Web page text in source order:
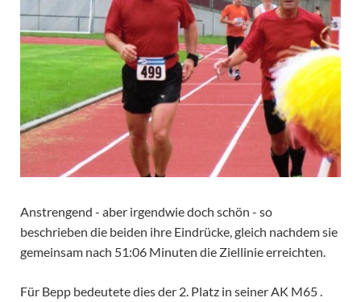
Anstrengend - aber irgendwie doch schön - so
beschrieben die beiden ihre Eindrücke, gleich nachdem sie
gemeinsam nach 51:06 Minuten die Ziellinie erreichten.
Für Bepp bedeutete dies der 2. Platz in seiner AK M65 .